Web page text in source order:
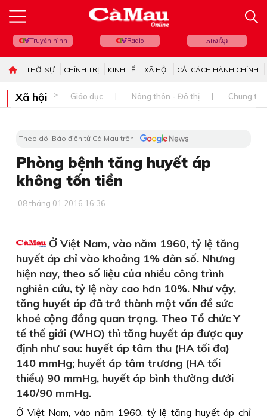
Truyền hình Radio ភាសាខ្មែរ
THỜI SỰ CHÍNH TRỊ KINH TẾ XÃ HỘI CẢI CÁCH HÀNH CHÍNH
Xã hội Giáo dục Nông thôn - Đô thị Chung
Theo dõi Báo điện tử Cà Mau trên
Phòng bệnh tăng huyết áp
không tốn tiền
08 tháng 01 2016 16:36
Ở Việt Nam, vào năm 1960, tỷ lệ tăng
huyết áp chỉ vào khoảng 1% dân số. Nhưng
hiện nay, theo số liệu của nhiều công trình
nghiên cứu, tỷ lệ này cao hơn 10%. Như vậy,
tăng huyết áp đã trở thành một vấn đề sức
khoẻ cộng đồng quan trọng. Theo Tổ chức Y
tế thế giới (WHO) thì tăng huyết áp được quy
định như sau: huyết áp tâm thu (HA tối đa)
140 mmHg; huyết áp tâm trương (HA tối
thiểu) 90 mmHg, huyết áp bình thường dưới
140/90 mmHg.
Ở Việt Nam, vào năm 1960, tỷ lệ tăng huyết áp chỉ